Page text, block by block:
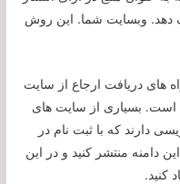
دهد. وبسایت شما. این روش
های دریافت ارجاع از سایت
است. بسیاری از سایت های
دارند که با ثبت نام در
دامنه منتشر کنید و در این
کنید.